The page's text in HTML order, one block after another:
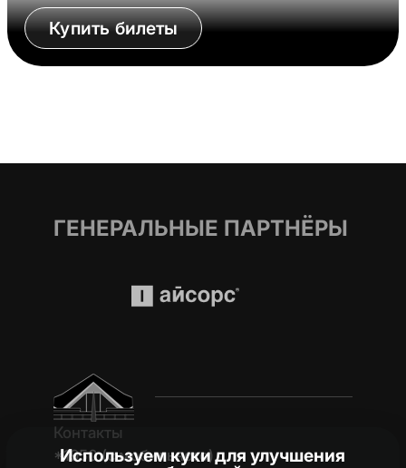
Купить билеты
ГЕНЕРАЛЬНЫЕ ПАРТНЁРЫ
Контакты
*1950 (c мобильного)
Используем куки для улучшения